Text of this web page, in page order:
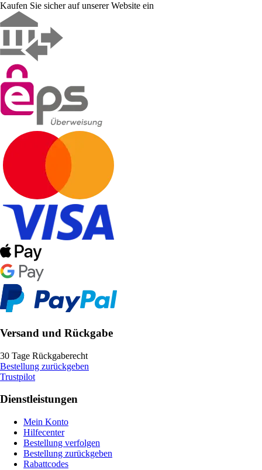
Kaufen Sie sicher auf unserer Website ein
Versand und Rückgabe
30 Tage Rückgaberecht
Bestellung zurückgeben
Trustpilot
Dienstleistungen
Mein Konto
Hilfecenter
Bestellung verfolgen
Bestellung zurückgeben
Rabattcodes